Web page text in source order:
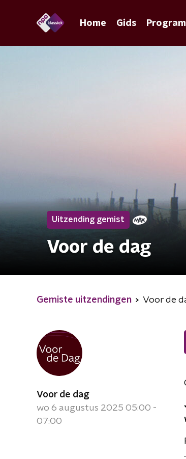
Home Gids
Uitzending gemist
Voor de dag
Gemiste uitzendingen Voor de
Voor de dag
wo 6 augustus 2025 05:00 -
07:00